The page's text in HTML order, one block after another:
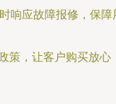
响应故障报修，保障
策，让客户购买放心